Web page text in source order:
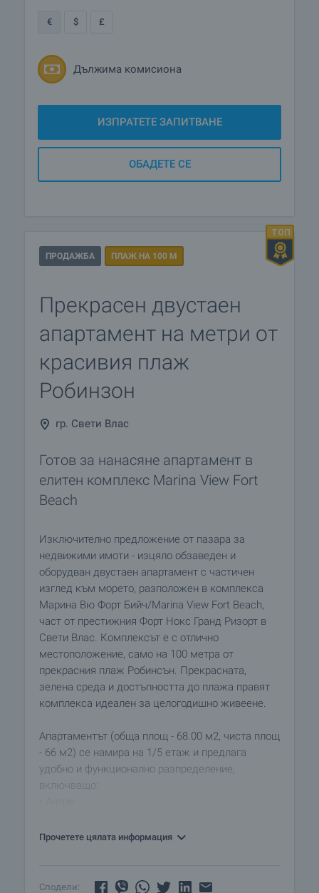
€ $ £
Дължима комисиона
ИЗПРАТЕТЕ ЗАПИТВАНЕ
ОБАДЕТЕ СЕ
ПРОДАЖБА ПЛАЖ НА 100 М
Прекрасен двустаен
апартамент на метри от
красивия плаж
Робинзон
гр. Свети Влас
Готов за нанасяне апартамент в
елитен комплекс Marina View Fort
Beach
Изключително предложение от пазара за
недвижими имоти - изцяло обзаведен и
оборудван двустаен апартамент с частичен
изглед към морето, разположен в комплекса
Марина Вю Форт Бийч/Marina View Fort Beach,
част от престижния Форт Нокс Гранд Ризорт в
Свети Влас. Комплексът е с отлично
местоположение, само на 100 метра от
прекрасния плаж Робинсън. Прекрасната,
зелена среда и достъпността до плажа правят
комплекса идеален за целогодишно живеене.
Апартаментът (обща площ - 68.00 м2, чиста площ
- 66 м2) се намира на 1/5 етаж и предлага
удобно и функционално разпределение,
включващо:
сядане
• Тераса с великолепен изглед към морето и
Прочетете цялата информация
Сподели: